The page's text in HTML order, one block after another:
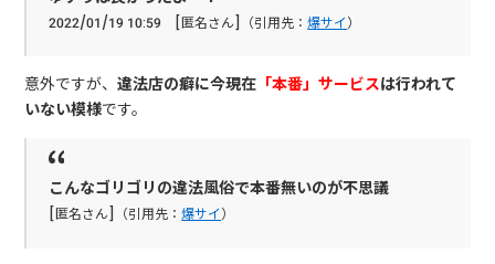
2022/01/19 10:59 [匿名さん]（引用先：爆サイ）
意外ですが、違法店の癖に今現在 「本番」サービスは行われて
いない模様です。
こんなゴリゴリの違法風俗で本番無いのが不思議
[匿名さん]（引用先：爆サイ）